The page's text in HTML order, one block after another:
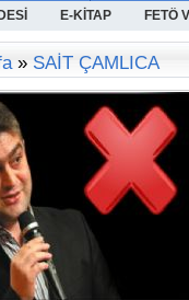
E-KİTAP FETÖ
» SAİT ÇAMLICA